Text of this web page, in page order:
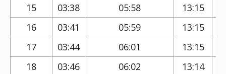
15
03:38 05:58 13:15
16
03:41 05:59 13:15
17
03:44 06:01 13:15
18
03:46 06:02 13:14